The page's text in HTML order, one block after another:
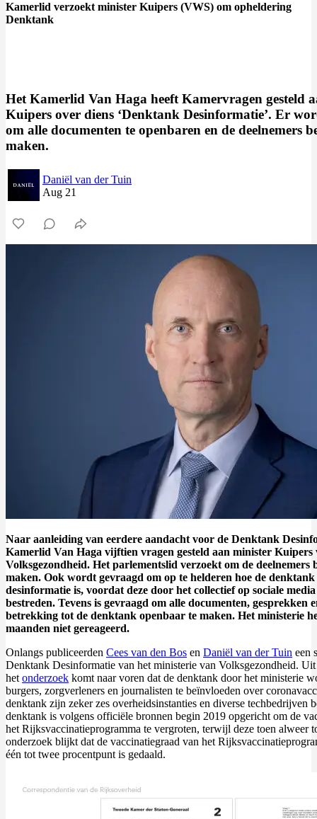
Kamerlid verzoekt minister Kuipers (VWS) om opheldering
Denktank
Het Kamerlid Van Haga heeft Kamervragen gesteld
Kuipers over diens ‘Denktank Desinformatie’. Er
om alle documenten te openbaren en de deelnemers
maken.
Daniël van der Tuin
Aug 21
Naar aanleiding van eerdere aandacht voor de Denktank
Kamerlid Van Haga vijftien vragen gesteld aan minister Kuipers
Volksgezondheid. Het parlementslid verzoekt om de deelnemers
maken. Ook wordt gevraagd om op te helderen hoe de
desinformatie is, voordat deze door het collectief op sociale
bestreden. Tevens is gevraagd om alle documenten, gesprekken
betrekking tot de denktank openbaar te maken. Het ministerie
maanden niet gereageerd.
Onlangs publiceerden Cees van den Bos en Daniël van der Tuin een
Denktank Desinformatie van het ministerie van Volksgezondheid. Uit
het onderzoek komt naar voren dat de denktank door het ministerie
burgers, zorgverleners en journalisten te beïnvloeden over
denktank zijn zeker zes overheidsinstanties en diverse techbedrijven
denktank is volgens officiële bronnen begin 2019 opgericht om de
het Rijksvaccinatieprogramma te vergroten, terwijl deze toen alweer
onderzoek blijkt dat de vaccinatiegraad van het
één tot twee procentpunt is gedaald.